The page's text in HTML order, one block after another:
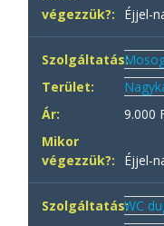
Éjjel-
9.000
Éjjel-
WC